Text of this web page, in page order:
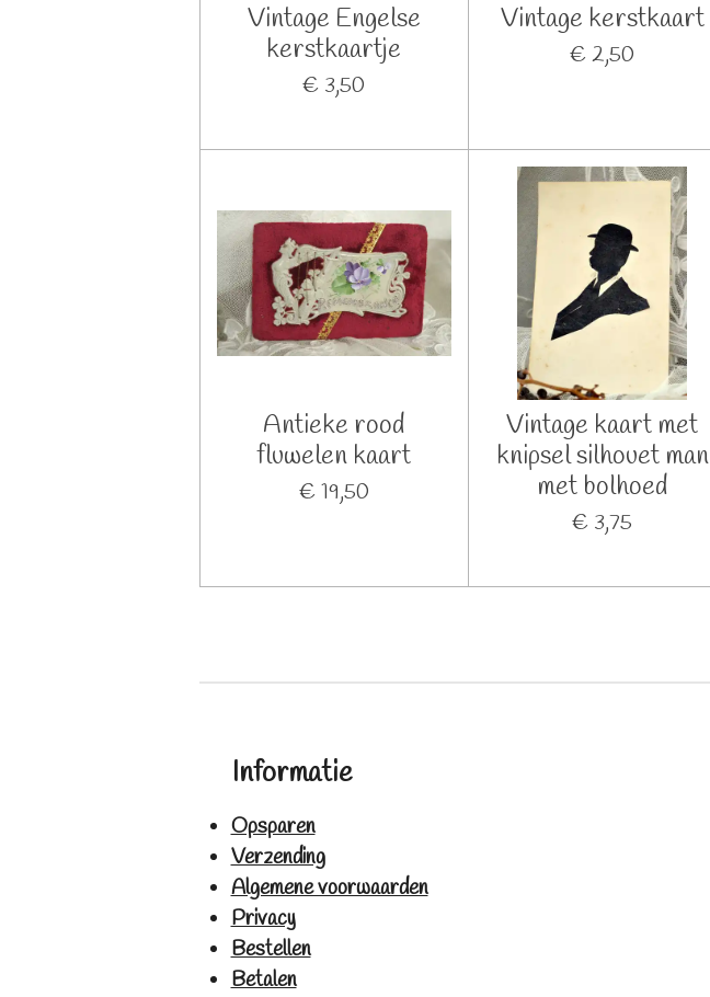
Vintage Engelse
kerstkaartje
€ 3,50
Vintage kerstkaart
€ 2,50
Antieke rood
fluwelen kaart
€ 19,50
Vintage kaart met
knipsel silhouet man
met bolhoed
€ 3,75
Informatie
Opsparen
Verzending
Algemene voorwaarden
Privacy
Bestellen
Betalen